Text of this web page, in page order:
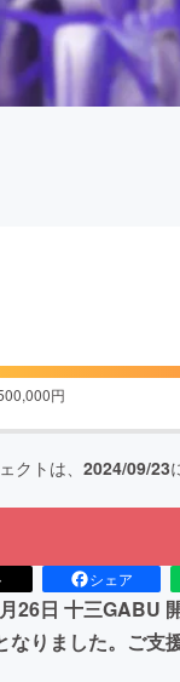
円
クトは、 2024/09/23
シェア
26日 十三GABU
なりました。ご支